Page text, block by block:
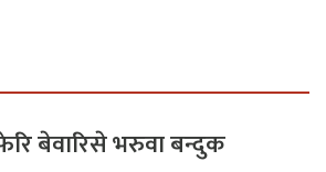
बेवारिसे भरुवा बन्दुक